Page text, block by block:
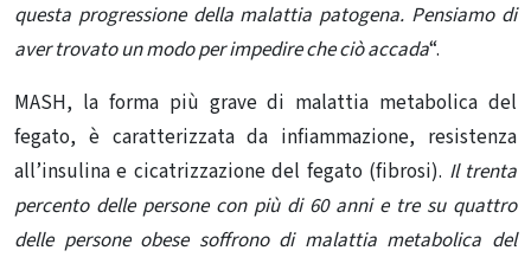
questa progressione della malattia patogena. Pensiamo di
aver trovato un modo per impedire che ciò accada“.
MASH, la forma più grave di malattia metabolica del
fegato, è caratterizzata da infiammazione, resistenza
all’insulina e cicatrizzazione del fegato (fibrosi). Il trenta
percento delle persone con più di 60 anni e tre su quattro
delle persone obese soffrono di malattia metabolica del